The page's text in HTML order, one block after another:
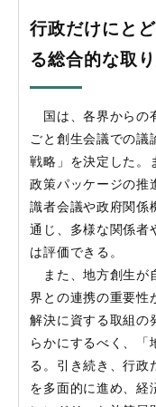
行政だけにと
る総合的な取
国は、各界からの
ごと創生会議での議
戦略」を決定した。
政策パッケージの推
識者会議や政府関係
通じ、多様な関係者
は評価できる。
また、地方創生が
界との連携の重要性
解決に資する取組の
らかにするべく、「
る。引き続き、行政
を多面的に進め、経